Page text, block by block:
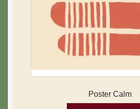
Poster Calm